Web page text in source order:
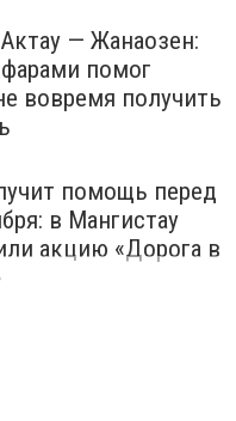
— Жанаозен:
помог
вовремя получить
помощь перед
в Мангистау
акцию «Дорога в